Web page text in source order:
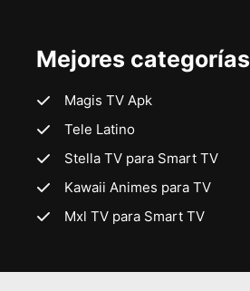
Mejores categorías
Magis TV Apk
Tele Latino
Stella TV para Smart TV
Kawaii Animes para TV
Mxl TV para Smart TV